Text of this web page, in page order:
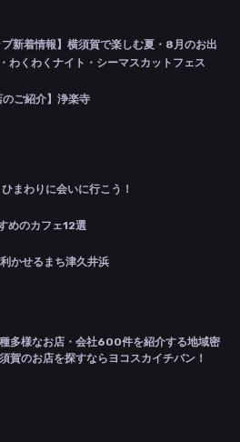
プ新着情報】横須賀で楽しむ夏・8月のお出
わくわくナイト・シーマスカットフェス
のご紹介】浄楽寺
まわりに会いに行こう！
めのカフェ12選
かせるまち津久井浜
多様なお店・会社600件を紹介する地域密
賀のお店を探すならヨコスカイチバン！